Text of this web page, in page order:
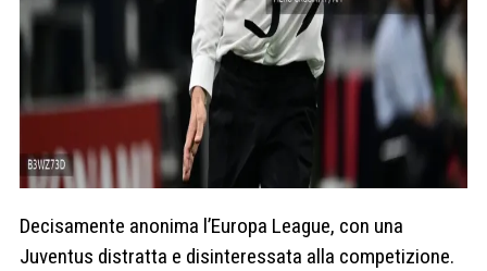
Decisamente anonima l’Europa League, con una
Juventus distratta e disinteressata alla competizione.